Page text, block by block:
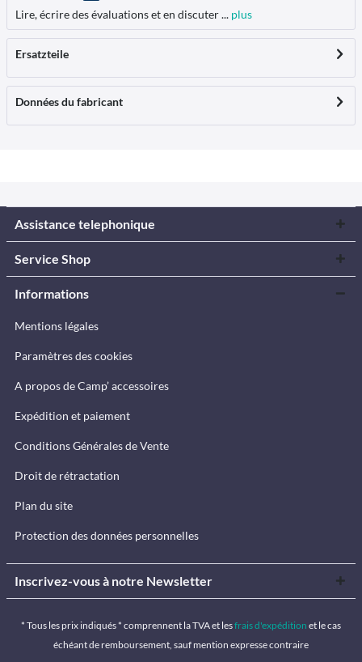
Lire, écrire des évaluations et en discuter ... plus
Ersatzteile
Données du fabricant
Assistance telephonique
Service Shop
Informations
Mentions légales
Paramètres des cookies
A propos de Camp’ accessoires
Expédition et paiement
Conditions Générales de Vente
Droit de rétractation
Plan du site
Protection des données personnelles
Inscrivez-vous à notre Newsletter
* Tous les prix indiqués * comprennent la TVA et lesfrais d'expédition et le cas
échéant de remboursement, sauf mention expresse contraire